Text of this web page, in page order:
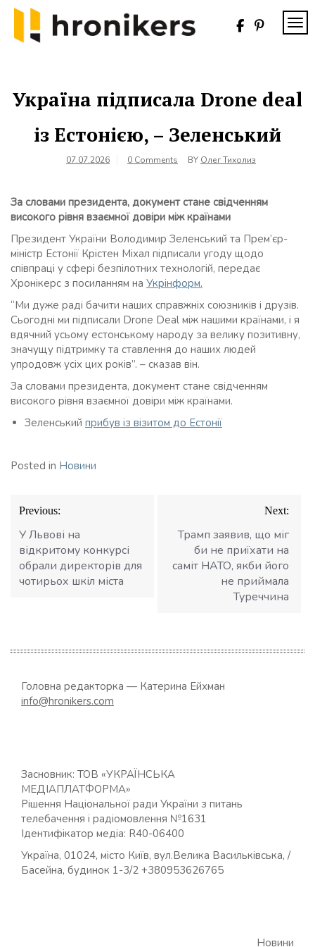
Skip
content
Україна підписала Drone deal
із Естонією, – Зеленський
07.07.2026 0 Comments BY Олег Тихолиз
За словами президента, документ стане свідченням
високого рівня взаємної довіри між країнами
Президент України Володимир Зеленський та Прем’єр-
міністр Естонії Крістен Міхал підписали угоду щодо
співпраці у сфері безпілотних технологій, передає
Хронікерс з посиланням на Укрінформ.
“Ми дуже раді бачити наших справжніх союзників і друзів.
Сьогодні ми підписали Drone Deal між нашими країнами, і я
вдячний усьому естонському народу за велику позитивну,
значущу підтримку та ставлення до наших людей
упродовж усіх цих років”. – сказав він.
За словами президента, документ стане свідченням
високого рівня взаємної довіри між країнами.
Зеленський прибув із візитом до Естонії
Posted in Новини
Навігація
записів
Previous:
У Львові на
відкритому конкурсі
обрали директорів для
чотирьох шкіл міста
Next:
Трамп заявив, що міг
би не приїхати на
саміт НАТО, якби його
не приймала
Туреччина
Головна редакторка — Катерина Ейхман
info@hronikers.com
Засновник: ТОВ «УКРАЇНСЬКА
МЕДІАПЛАТФОРМА»
Рішення Національної ради України з питань
телебачення і радіомовлення №1631
Ідентифікатор медіа: R40-06400
Україна, 01024, місто Київ, вул.Велика Васильківська, /
Басейна, будинок 1-3/2 +380953626765
Новини